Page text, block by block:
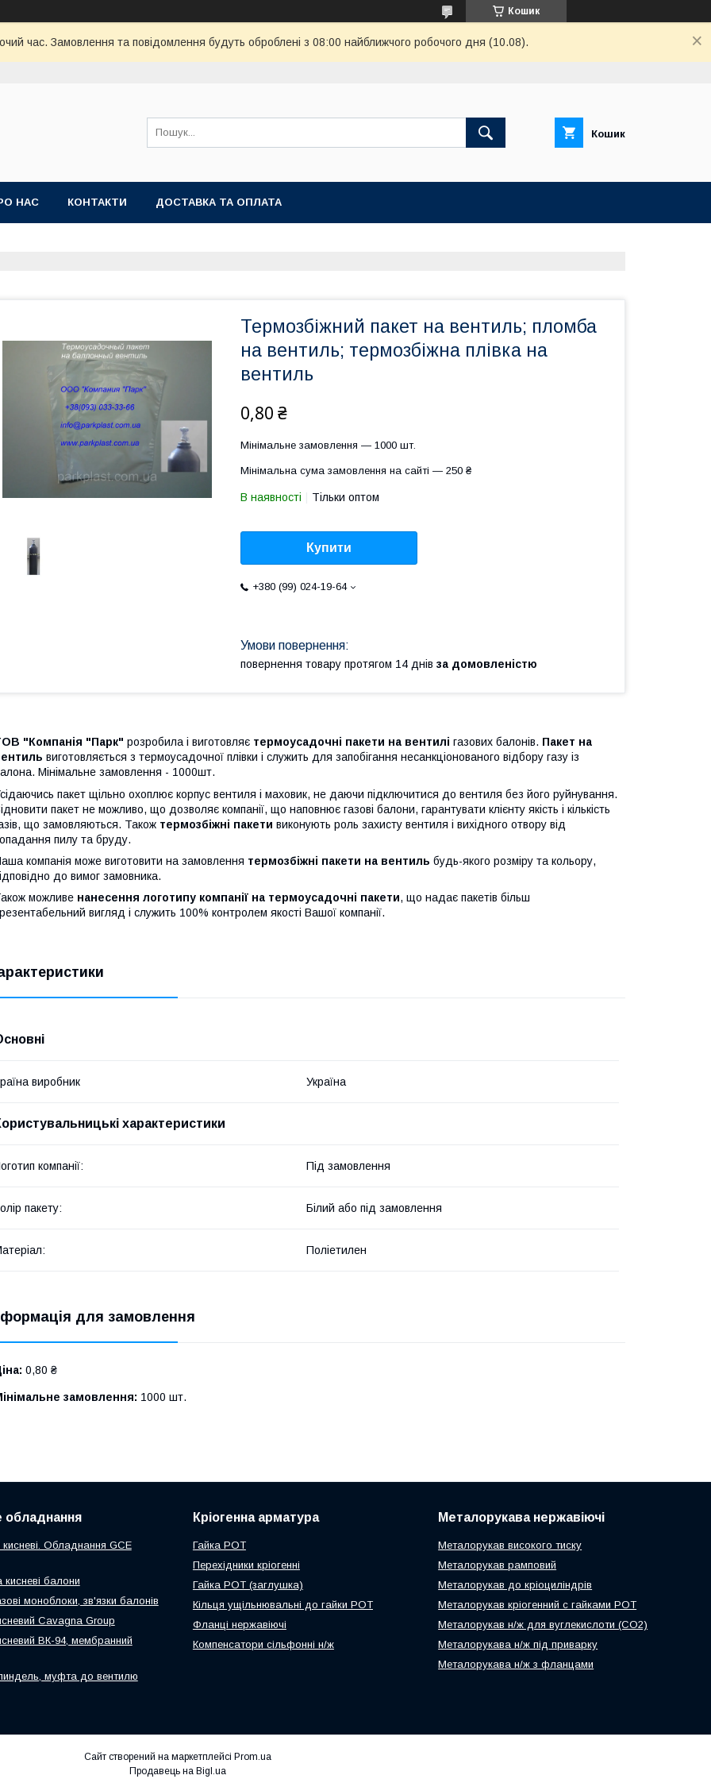
Кошик
час. Замовлення та повідомлення будуть оброблені з 08:00 найближчого робочого дня (10.08).
Кошик
НАС КОНТАКТИ ДОСТАВКА ТА ОПЛАТА
Термозбіжний пакет на вентиль; пломба
на вентиль; термозбіжна плівка на
вентиль
0,80 ₴
Мінімальне замовлення — 1000 шт.
Мінімальна сума замовлення на сайті — 250 ₴
В наявності Тільки оптом
Купити
+380 (99) 024-19-64
повернення товару протягом 14 днів за домовленістю
"Компанія "Парк" розробила і виготовляє термоусадочні пакети на вентилі газових балонів. Пакет на
виготовляється з термоусадочної плівки і служить для запобігання несанкціонованого відбору газу із
Мінімальне замовлення - 1000шт.
пакет щільно охоплює корпус вентиля і маховик, не даючи підключитися до вентиля без його руйнування.
пакет не можливо, що дозволяє компанії, що наповнює газові балони, гарантувати клієнту якість і кількість
що замовляються. Також термозбіжні пакети виконують роль захисту вентиля і вихідного отвору від
пилу та бруду.
компанія може виготовити на замовлення термозбіжні пакети на вентиль будь-якого розміру та кольору,
до вимог замовника.
можливе нанесення логотипу компанії на термоусадочні пакети, що надає пакетів більш
вигляд і служить 100% контролем якості Вашої компанії.
виробник Україна
характеристики
компанії: Під замовлення
пакету: Білий або під замовлення
Поліетилен
для замовлення
0,80 ₴
замовлення: 1000 шт.
обладнання
Обладнання GCE
кисневі балони
моноблоки, зв'язки балонів
Cavagna Group
ВК-94, мембранний
муфта до вентилю
Кріогенна арматура
Гайка РОТ
Перехідники кріогенні
Гайка РОТ (заглушка)
Кільця ущільнювальні до гайки РОТ
Фланці нержавіючі
Компенсатори сільфонні н/ж
Металорукава нержавіючі
Металорукав високого тиску
Металорукав рамповий
Металорукав до кріоциліндрів
Металорукав кріогенний с гайками РОТ
Металорукав н/ж для вуглекислоти (СО2)
Металорукава н/ж під приварку
Металорукава н/ж з фланцами
Сайт створений на маркетплейсі Prom.ua
Продавець на Bigl.ua